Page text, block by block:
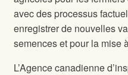
avec des processus
enregistrer de nouvelles
semences et pour la mise
L’Agence canadienne